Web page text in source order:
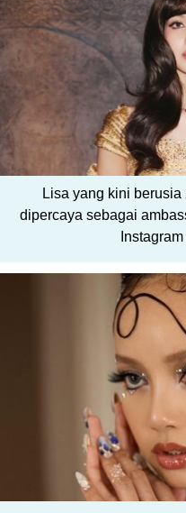
Lisa yang kini
dipercaya sebagai